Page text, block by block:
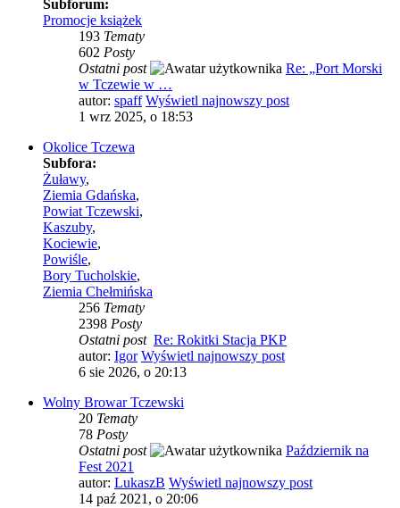
Subforum:
Promocje książek
193 Tematy
602 Posty
Ostatni post
Re: „Port Morski
w Tczewie w …
autor: spaff Wyświetl najnowszy post
1 wrz 2025, o 18:53
Okolice Tczewa
Subfora:
Żuławy,
Ziemia Gdańska,
Powiat Tczewski,
Kaszuby,
Kociewie,
Powiśle,
Bory Tucholskie,
Ziemia Chełmińska
256 Tematy
2398 Posty
Ostatni post Re: Rokitki Stacja PKP
autor: Igor Wyświetl najnowszy post
6 sie 2026, o 20:13
Wolny Browar Tczewski
20 Tematy
78 Posty
Ostatni post
Październik na
Fest 2021
autor: LukaszB Wyświetl najnowszy post
14 paź 2021, o 20:06